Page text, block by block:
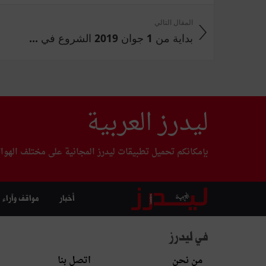
المقال التالي
بداية من 1 جوان 2019 الشروع في ...
ليدرز العربية
بإمكانكم تحميل تطبيقات ليدرز المجانية على مختلف
أخبار مواقف وآراء
في ليدرز
من نحن اتصل بنا